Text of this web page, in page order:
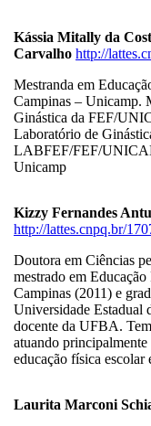
Kássia Mitally da
Carvalhohttp://
Mestranda em
Campinas – Unicamp.
Ginástica da FEF/
Laboratório de
LABFEF/FEF/
Unicamp
Kizzy Fernandes
http://lattes.cnpq.br/
Doutora em Ciências
mestrado em
Campinas (2011) e
Universidade Estadual
docente da UFBA.
atuando principalmente
educação física escolar
Laurita Marconi